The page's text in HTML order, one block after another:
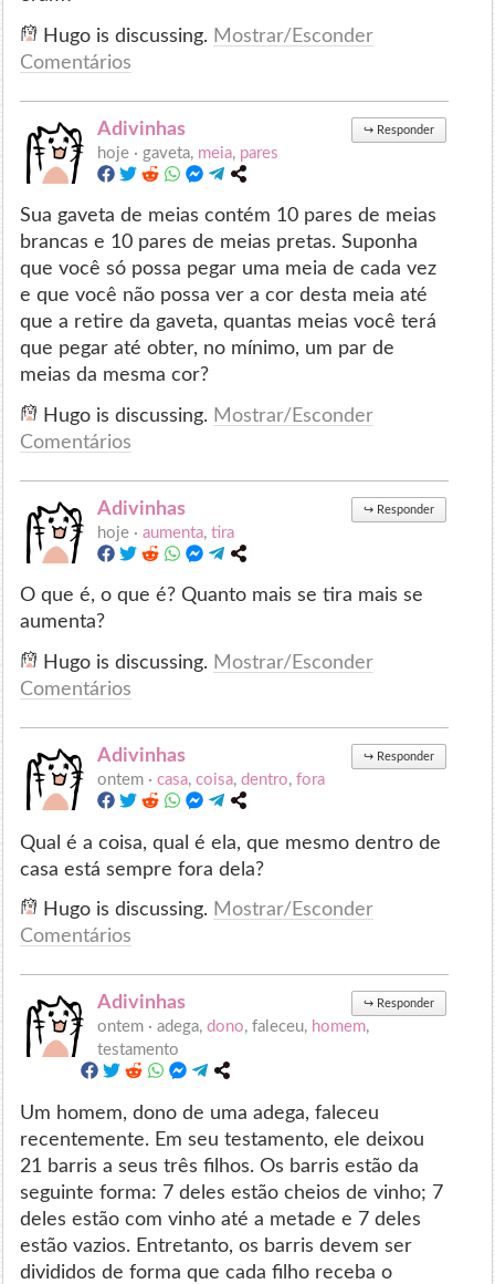
Hugo is discussing. Mostrar/Esconder
Comentários
Adivinhas ↪ Responder
hoje · gaveta, meia, pares
Sua gaveta de meias contém 10 pares de meias
brancas e 10 pares de meias pretas. Suponha
que você só possa pegar uma meia de cada vez
e que você não possa ver a cor desta meia até
que a retire da gaveta, quantas meias você terá
que pegar até obter, no mínimo, um par de
meias da mesma cor?
Hugo is discussing. Mostrar/Esconder
Comentários
Adivinhas ↪ Responder
hoje ·aumenta,tira
O que é, o que é? Quanto mais se tira mais se
aumenta?
Hugo is discussing. Mostrar/Esconder
Comentários
Adivinhas ↪ Responder
ontem ·casa,coisa,dentro,fora
Qual é a coisa, qual é ela, que mesmo dentro de
casa está sempre fora dela?
Hugo is discussing. Mostrar/Esconder
Comentários
Adivinhas ↪ Responder
ontem ·adega,dono, faleceu, homem,
testamento
Um homem, dono de uma adega, faleceu
recentemente. Em seu testamento, ele deixou
21 barris a seus três filhos. Os barris estão da
seguinte forma: 7 deles estão cheios de vinho; 7
deles estão com vinho até a metade e 7 deles
estão vazios. Entretanto, os barris devem ser
divididos de forma que cada filho receba o